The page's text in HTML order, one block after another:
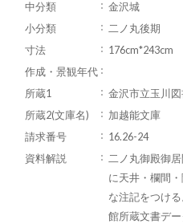
中分類
金沢城
小分類
二ノ丸後期
寸法
176cm*243cm
作成・景観年代
所蔵1
金沢市立玉川
所蔵2(文庫名)
加越能文庫
請求番号
16.26-24
資料解説
二ノ丸御殿御
に天井・欄間
な注記をつけ
館所蔵文書デ